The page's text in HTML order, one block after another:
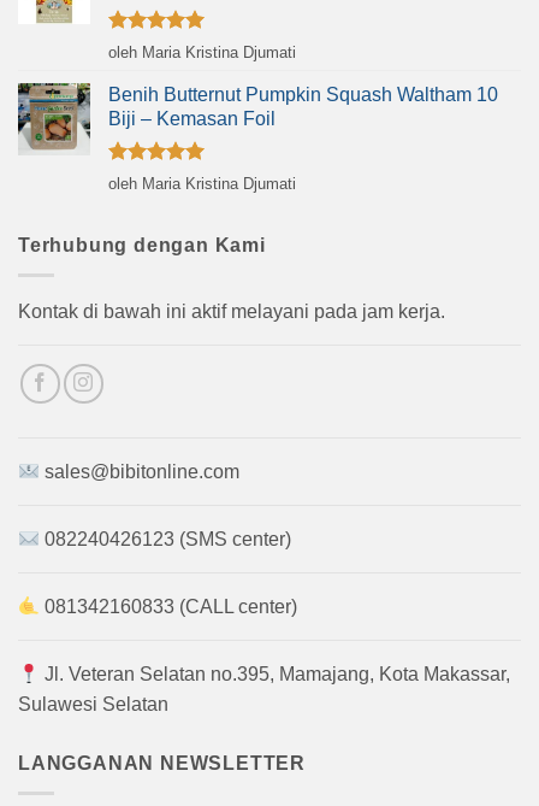
Dinilai5
oleh Maria Kristina Djumati
Benih Butternut Pumpkin Squash Waltham 10
Biji – Kemasan Foil
Dinilai5
oleh Maria Kristina Djumati
Terhubung dengan Kami
Kontak di bawah ini aktif melayani pada jam kerja.
sales@bibitonline.com
082240426123 (SMS center)
081342160833 (CALL center)
Jl. Veteran Selatan no.395, Mamajang, Kota Makassar,
Sulawesi Selatan
LANGGANAN NEWSLETTER